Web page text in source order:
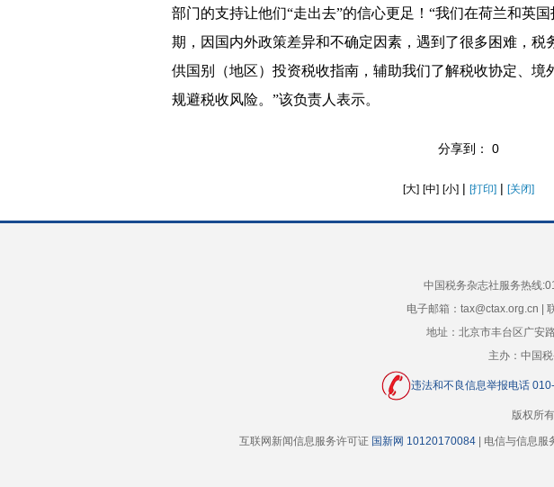
部门的支持让他们“走出去”的信心更足！“我们在荷兰和英
期，因国内外政策差异和不确定因素，遇到了很多困难，税
供国别（地区）投资税收指南，辅助我们了解税收协定、境
规避税收风险。”该负责人表示。
分享到： 0
[大] [中] [小] | [打印] | [关闭]
中国税务杂志社服务热线
电子邮箱：tax@ctax.org.cn |
地址：北京市丰台区广安
主办：中国
违法和不良信息举报电话
版权所
互联网新闻信息服务许可证 国新网 10120170084| 电信与信息服